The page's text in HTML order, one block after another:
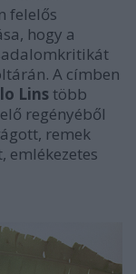
felelős
hogy a
A címben
Lins több
regényéből
remek
emlékezetes